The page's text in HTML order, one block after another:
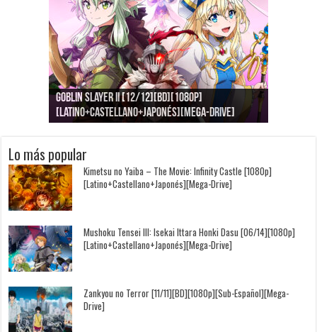
Goblin Slayer II [12/12][BD][1080p]
[Latino+Castellano+Japonés][Mega-Drive]
Jujutsu Kaisen: Kaigyoku/Gyokusetsu [1080p]
[Latino+Japonés][Mega-Drive]
Kimi to, Nami ni Noretara [BD][1080p]
[Latino+Castellano+Japonés][Mega-Drive]
Nukitashi the Animation [11/11+OVAS][BD]
[1080p][Sub-Español][Mega-Drive]
Kimi wa Houkago Insomnia [13/13][BD][1080p]
[Castellano+English+Japonés][Mega-Drive]
Getsuyoubi no Tawawa [12/12+Especiales][BD]
[1080p][Sub-Español][Mega-Drive]
Lo más popular
Kimetsu no Yaiba – The Movie: Infinity Castle [1080p]
[Latino+Castellano+Japonés][Mega-Drive]
Mushoku Tensei III: Isekai Ittara Honki Dasu [06/14][1080p]
[Latino+Castellano+Japonés][Mega-Drive]
Zankyou no Terror [11/11][BD][1080p][Sub-Español][Mega-
Drive]